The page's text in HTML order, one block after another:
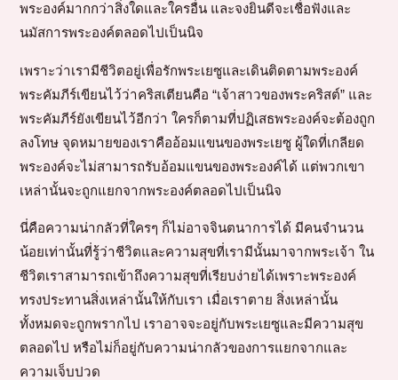
พระองค์มากกว่าสิ่งใดและใครอื่น และจงยินดีจะเชื่อฟังและ
นมัสการพระองค์ตลอดไปเป็นนิจ
เพราะว่าเรามีชีวิตอยู่เพื่อรักพระเยซูและเดินติดตามพระองค์
พระคัมภีร์เขียนไว้ว่าคริสเตียนคือ “เจ้าสาวของพระคริสต์” และ
พระคัมภีร์ยังเขียนไว้อีกว่า ใครก็ตามที่ปฏิเสธพระองค์จะต้องถูก
ลงโทษ จุดหมายของเราคืออ้อมแขนของพระเยซู ผู้ใดที่เกลียด
พระองค์จะไม่สามารถรับอ้อมแขนของพระองค์ได้ แต่พวกเขา
เหล่านั้นจะถูกแยกจากพระองค์ตลอดไปเป็นนิจ
นี่คือความน่ากลัวที่ใครๆ ก็ไม่อาจจินตนาการได้ มีคนจำนวน
น้อยเท่านั้นที่รู้ว่าชีวิตและความสุขที่เรามีนั้นมาจากพระเจ้า ใน
ชีวิตเราสามารถเข้าถึงความสุขที่เรียบง่ายได้เพราะพระองค์
ทรงประทานสิ่งเหล่านั้นให้กับเรา เมื่อเราตาย สิ่งเหล่านั้น
ทั้งหมดจะถูกพรากไป เราอาจจะอยู่กับพระเยซูและมีความสุข
ตลอดไป หรือไม่ก็อยู่กับความน่ากลัวของการแยกจากและ
ความเจ็บปวด